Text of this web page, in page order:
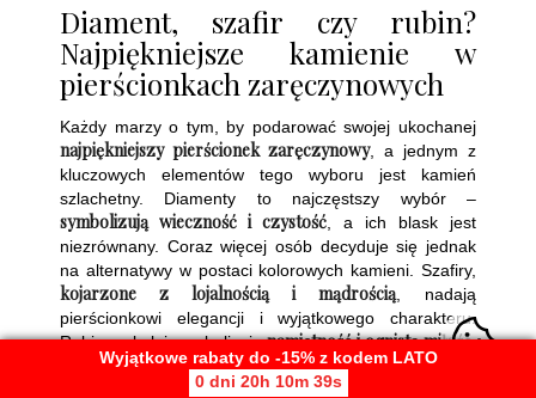
Wyjątkowe rabaty do -15% z kodem LATO
0 dni 20h 10m 38s
Diament, szafir czy rubin?
Najpiękniejsze kamienie w
pierścionkach zaręczynowych
Każdy marzy o tym, by podarować swojej ukochanej
najpiękniejszy pierścionek zaręczynowy, a jednym z
kluczowych elementów tego wyboru jest kamień
szlachetny. Diamenty to najczęstszy wybór –
symbolizują wieczność i czystość , a ich blask jest
niezrównany. Coraz więcej osób decyduje się jednak
na alternatywy w postaci kolorowych kamieni. Szafiry,
kojarzone z lojalnością i mądrością , nadają
pierścionkowi elegancji i wyjątkowego charakteru.
Rubiny z kolei symbolizująnamiętność i ognistą miłość,
dlatego świetnie sprawdzą się jako wyraz głębokiego